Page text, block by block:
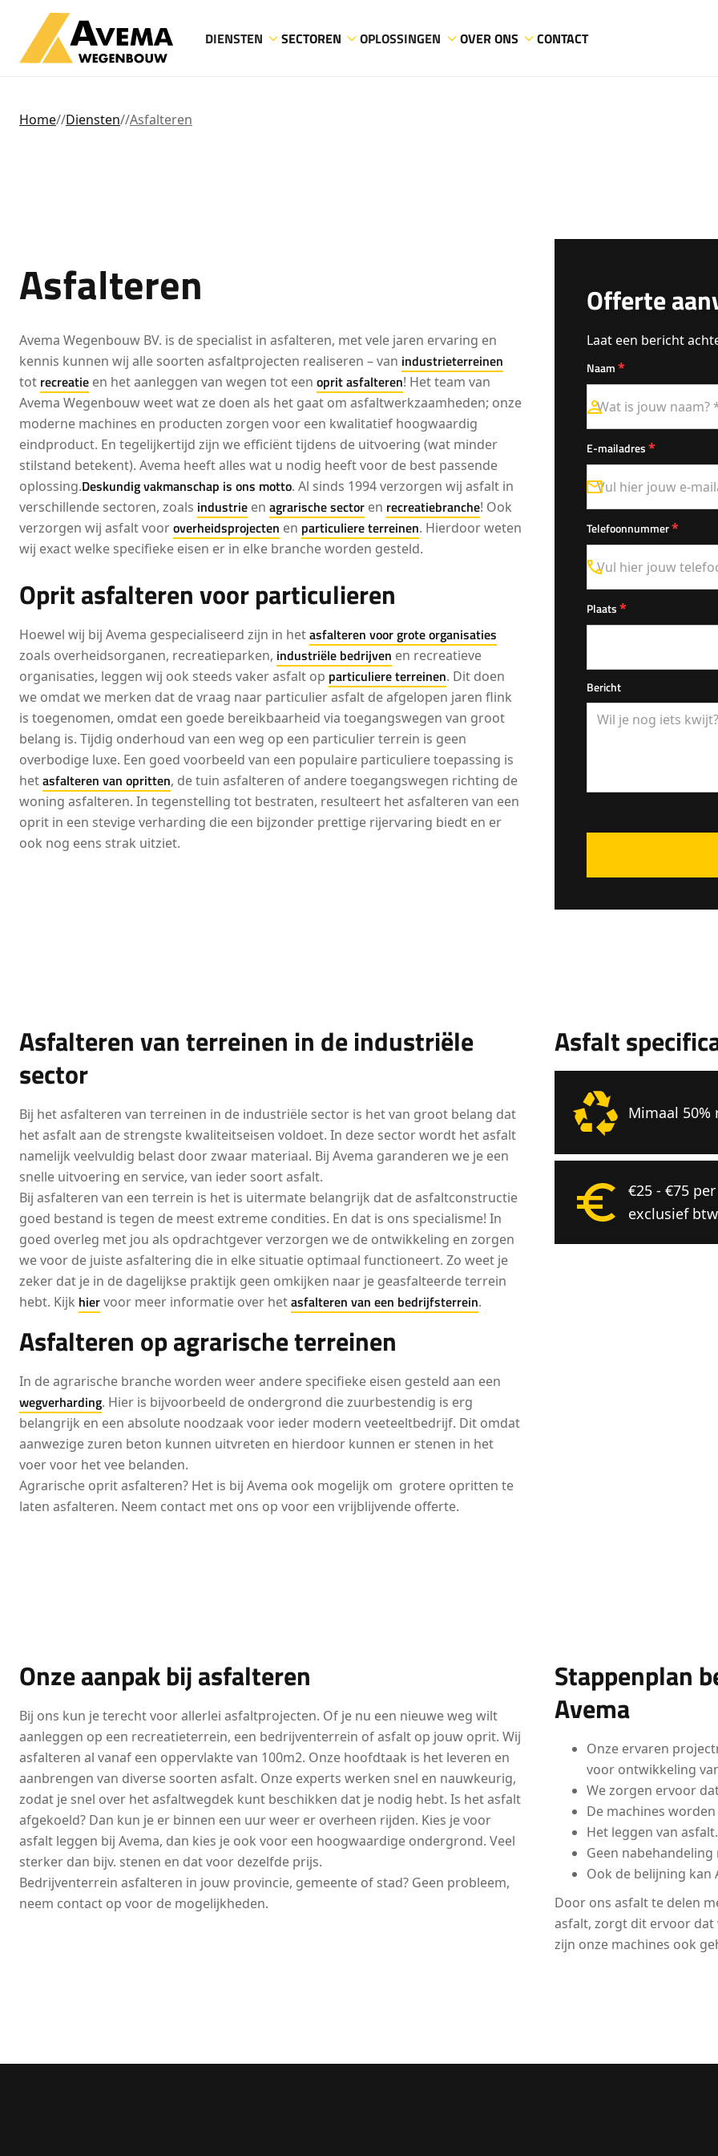
DIENSTEN SECTOREN OPLOSSINGEN OVER ONS CONTACT
Home//Diensten//Asfalteren
Asfalteren
Avema Wegenbouw BV. is de specialist in asfalteren, met vele jaren ervaring en
kennis kunnen wij alle soorten asfaltprojecten realiseren – van industrieterreinen
tot recreatie en het aanleggen van wegen tot een oprit asfalteren! Het team van
Avema Wegenbouw weet wat ze doen als het gaat om asfaltwerkzaamheden; onze
moderne machines en producten zorgen voor een kwalitatief hoogwaardig
eindproduct. En tegelijkertijd zijn we efficiënt tijdens de uitvoering (wat minder
stilstand betekent). Avema heeft alles wat u nodig heeft voor de best passende
oplossing.Deskundig vakmanschap is ons motto. Al sinds 1994 verzorgen wij asfalt in
verschillende sectoren, zoals industrie en agrarische sector en recreatiebranche! Ook
verzorgen wij asfalt vooroverheidsprojecten en particuliere terreinen. Hierdoor weten
wij exact welke specifieke eisen er in elke branche worden gesteld.
Oprit asfalteren voor particulieren
Hoewel wij bij Avema gespecialiseerd zijn in hetasfalteren voor grote organisaties
zoals overheidsorganen, recreatieparken, industriële bedrijven en recreatieve
organisaties, leggen wij ook steeds vaker asfalt op particuliere terreinen. Dit doen
we omdat we merken dat de vraag naar particulier asfalt de afgelopen jaren flink
is toegenomen, omdat een goede bereikbaarheid via toegangswegen van groot
belang is. Tijdig onderhoud van een weg op een particulier terrein is geen
overbodige luxe. Een goed voorbeeld van een populaire particuliere toepassing is
hetasfalteren van opritten, de tuin asfalteren of andere toegangswegen richting de
woning asfalteren. In tegenstelling tot bestraten, resulteert het asfalteren van een
oprit in een stevige verharding die een bijzonder prettige rijervaring biedt en er
ook nog eens strak uitziet.
Offerte
Laat een bericht
Naam*
E-mailadres*
Telefoonnummer*
Plaats*
Bericht
Asfalteren van terreinen in de industriële
sector
Bij het asfalteren van terreinen in de industriële sector is het van groot belang dat
het asfalt aan de strengste kwaliteitseisen voldoet. In deze sector wordt het asfalt
namelijk veelvuldig belast door zwaar materiaal. Bij Avema garanderen we je een
snelle uitvoering en service, van ieder soort asfalt.
Bij asfalteren van een terrein is het is uitermate belangrijk dat de asfaltconstructie
goed bestand is tegen de meest extreme condities. En dat is ons specialisme! In
goed overleg met jou als opdrachtgever verzorgen we de ontwikkeling en zorgen
we voor de juiste asfaltering die in elke situatie optimaal functioneert. Zo weet je
zeker dat je in de dagelijkse praktijk geen omkijken naar je geasfalteerde terrein
hebt. Kijk hiervoor meer informatie over hetasfalteren van een bedrijfsterrein.
Asfalteren op agrarische terreinen
In de agrarische branche worden weer andere specifieke eisen gesteld aan een
wegverharding. Hier is bijvoorbeeld de ondergrond die zuurbestendig is erg
belangrijk en een absolute noodzaak voor ieder modern veeteeltbedrijf. Dit omdat
aanwezige zuren beton kunnen uitvreten en hierdoor kunnen er stenen in het
voer voor het vee belanden.
Agrarische oprit asfalteren? Het is bij Avema ook mogelijk om grotere opritten te
laten asfalteren. Neem contact met ons op voor een vrijblijvende offerte.
Asfalt
Mimaal 50%
€25 - €75
exclusief btw
Onze aanpak bij asfalteren
Bij ons kun je terecht voor allerlei asfaltprojecten. Of je nu een nieuwe weg wilt
aanleggen op een recreatieterrein, een bedrijventerrein of asfalt op jouw oprit. Wij
asfalteren al vanaf een oppervlakte van 100m2. Onze hoofdtaak is het leveren en
aanbrengen van diverse soorten asfalt. Onze experts werken snel en nauwkeurig,
zodat je snel over het asfaltwegdek kunt beschikken dat je nodig hebt. Is het asfalt
afgekoeld? Dan kun je er binnen een uur weer er overheen rijden. Kies je voor
asfalt leggen bij Avema, dan kies je ook voor een hoogwaardige ondergrond. Veel
sterker dan bijv. stenen en dat voor dezelfde prijs.
Bedrijventerrein asfalteren in jouw provincie, gemeente of stad? Geen probleem,
neem contact op voor de mogelijkheden.
Stappenplan
Avema
Onze ervaren
voor ontwikkeling
We zorgen ervoor
De machines
Het leggen van
Geen
Ook de belijning kan
Door ons asfalt te delen
asfalt, zorgt dit ervoor
zijn onze machines ook